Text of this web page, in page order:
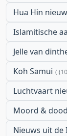
Hua Hin
Islamitische
Jelle van
Koh Samui
Luchtvaart
Moord &
Nieuws uit de